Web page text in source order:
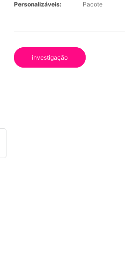
Personalizáveis:
Pacote
investigação